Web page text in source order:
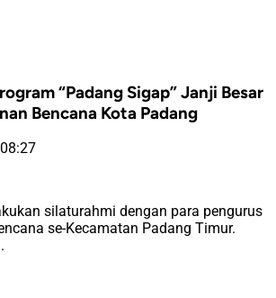
“Padang Sigap” Janji Besar
Bencana Kota Padang
silaturahmi dengan para pengurus
se-Kecamatan Padang Timur.